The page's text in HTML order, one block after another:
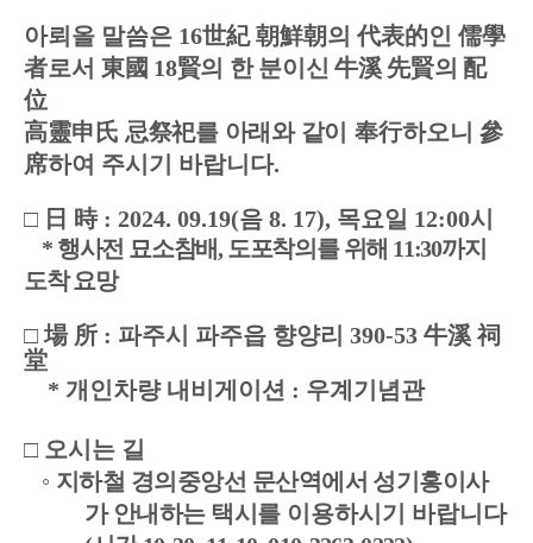
아뢰올 말씀은 16世紀 朝鮮朝의 代表的인 儒學
者로서 東國 18賢의 한 분이신牛溪 先賢의 配
位
高靈申氏 忌祭祀를 아래와 같이 奉行하오니參
席하여 주시기 바랍니다.
□ 日 時 : 2024. 09.19(음 8. 17), 목요일 12:00시
* 행사전 묘소참배,도포착의를 위해 11:30까지
도착 요망
□場 所 : 파주시 파주읍 향양리 390-53 牛溪 祠
堂
* 개인차량 내비게이션 : 우계기념관
□ 오시는 길
◦ 지하철 경의중앙선 문산역에서 성기홍이사
가 안내하는 택시를 이용하시기 바랍니다